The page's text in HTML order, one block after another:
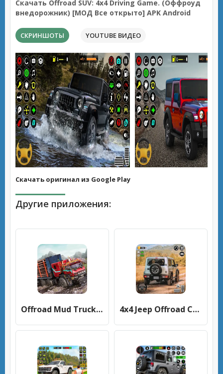
Скачать Offroad SUV: 4x4 Driving Game. (Оффроуд
внедорожник) [МОД Все открыто] APK Android
СКРИНШОТЫ YOUTUBE ВИДЕО
Скачать оригинал из Google Play
Другие приложения:
Offroad Mud Truck Driving Sim [МОД Меню] APK Android 4x4 Jeep Offroad Car Driving (Джип Оффроуд Автомобиль Вождения) [МОД Много денег] APK Android